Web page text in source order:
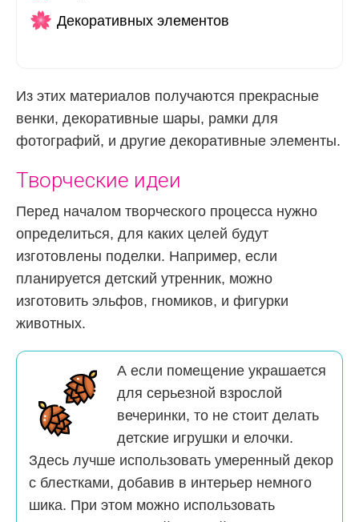
Декоративных элементов
Из этих материалов получаются прекрасные
венки, декоративные шары, рамки для
фотографий, и другие декоративные элементы.
Творческие идеи
Перед началом творческого процесса нужно
определиться, для каких целей будут
изготовлены поделки. Например, если
планируется детский утренник, можно
изготовить эльфов, гномиков, и фигурки
животных.
А если помещение украшается
для серьезной взрослой
вечеринки, то не стоит делать
детские игрушки и елочки.
Здесь лучше использовать умеренный декор
с блестками, добавив в интерьер немного
шика. При этом можно использовать